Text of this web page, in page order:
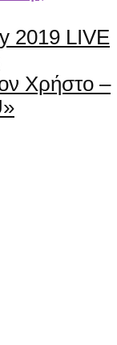
2019 LIVE
Χρήστο –